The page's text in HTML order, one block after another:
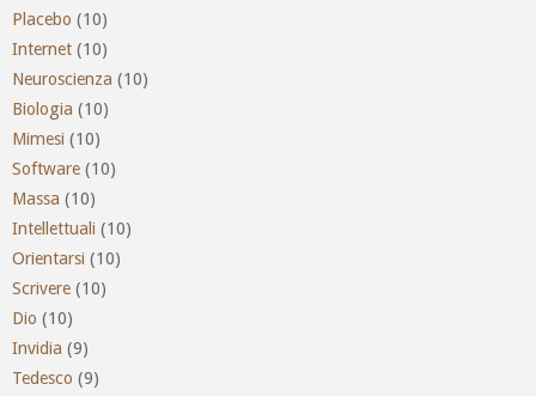
Placebo (10)
Internet (10)
Neuroscienza (10)
Biologia (10)
Mimesi (10)
Software (10)
Massa (10)
Intellettuali (10)
Orientarsi (10)
Scrivere (10)
Dio (10)
Invidia (9)
Tedesco (9)